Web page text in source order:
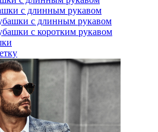
с длинным рукавом
с длинным рукавом
с коротким рукавом